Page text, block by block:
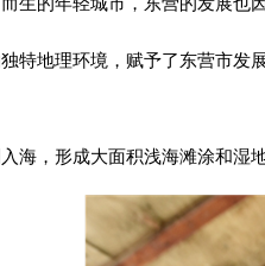
特地理环境，赋予了东营市发
海，形成大面积浅海滩涂和湿